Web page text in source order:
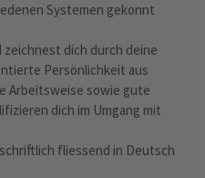
Systemen gekonnt
dich durch deine
Persönlichkeit aus
Arbeitsweise sowie gute
dich im Umgang mit
fliessend in Deutsch